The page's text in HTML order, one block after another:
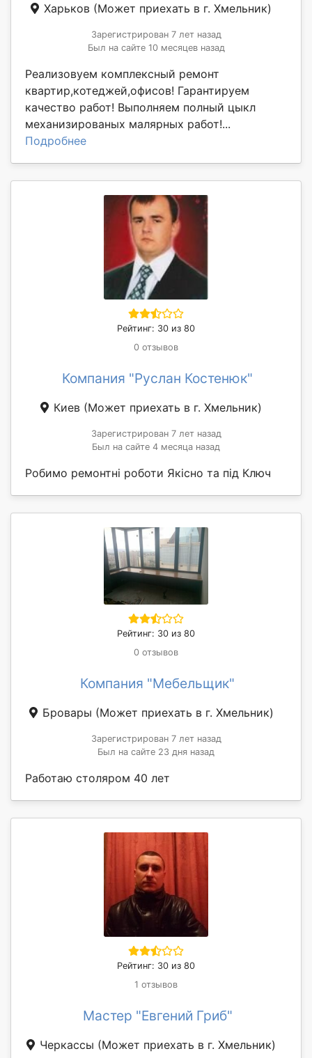
Харьков (Может приехать в г. Хмельник)
Зарегистрирован 7 лет назад
Был на сайте 10 месяцев назад
Реализовуем комплексный ремонт
квартир,котеджей,офисов! Гарантируем
качество работ! Выполняем полный цыкл
механизированых малярных работ!...
Подробнее
Рейтинг: 30 из 80
0 отзывов
Компания "Руслан Костенюк"
Киев (Может приехать в г. Хмельник)
Зарегистрирован 7 лет назад
Был на сайте 4 месяца назад
Робимо ремонтні роботи Якісно та під Ключ
Рейтинг: 30 из 80
0 отзывов
Компания "Мебельщик"
Бровары (Может приехать в г. Хмельник)
Зарегистрирован 7 лет назад
Был на сайте 23 дня назад
Работаю столяром 40 лет
Рейтинг: 30 из 80
1 отзывов
Мастер "Евгений Гриб"
Черкассы (Может приехать в г. Хмельник)